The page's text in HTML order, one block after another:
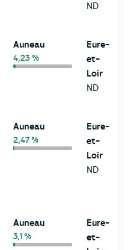
ND
Auneau
4,23 %
Eure-
et-
Loir
ND
Auneau
2,47 %
Eure-
et-
Loir
ND
Auneau
3,1 %
Eure-
et-